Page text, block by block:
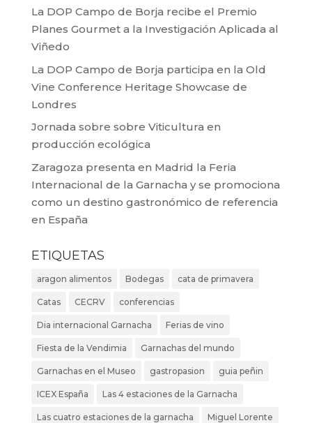
La DOP Campo de Borja recibe el Premio
Planes Gourmet a la Investigación Aplicada al
Viñedo
La DOP Campo de Borja participa en la Old
Vine Conference Heritage Showcase de
Londres
Jornada sobre sobre Viticultura en
producción ecológica
Zaragoza presenta en Madrid la Feria
Internacional de la Garnacha y se promociona
como un destino gastronómico de referencia
en España
ETIQUETAS
aragon alimentos Bodegas cata de primavera
Catas CECRV conferencias
Dia internacional Garnacha Ferias de vino
Fiesta de la Vendimia Garnachas del mundo
Garnachas en el Museo gastropasion guia peñin
ICEX España Las 4 estaciones de la Garnacha
Las cuatro estaciones de la garnacha Miguel Lorente